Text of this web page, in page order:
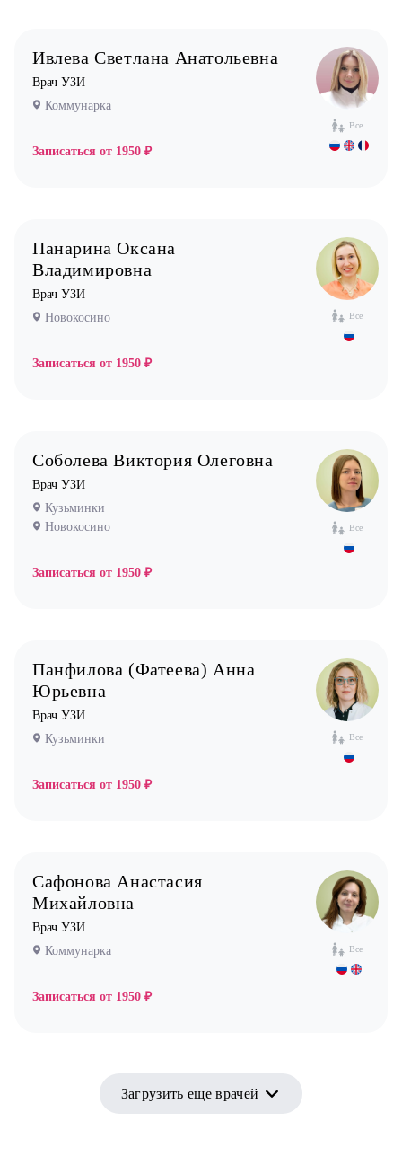
Все
Ивлева Светлана Анатольевна
Врач УЗИ
Коммунарка
Записаться от 1950 ₽
Все
Панарина Оксана
Владимировна
Врач УЗИ
Новокосино
Записаться от 1950 ₽
Все
Соболева Виктория Олеговна
Врач УЗИ
Кузьминки
Новокосино
Записаться от 1950 ₽
Все
Панфилова (Фатеева) Анна
Юрьевна
Врач УЗИ
Кузьминки
Записаться от 1950 ₽
Все
Сафонова Анастасия
Михайловна
Врач УЗИ
Коммунарка
Записаться от 1950 ₽
Загрузить еще врачей